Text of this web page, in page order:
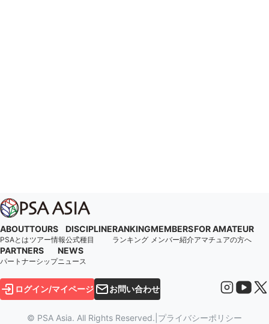
ABOUT
PSAとは
TOURS
ツアー情報
DISCIPLINE
公式種目
RANKING
ランキング
MEMBERS
メンバー紹介
FOR AMATEUR
アマチュアの方へ
PARTNERS
パートナーシップ
NEWS
ニュース
ログイン/マイページ お問い合わせ
© PSA Asia. All Rights Reserved. プライバシーポリシー